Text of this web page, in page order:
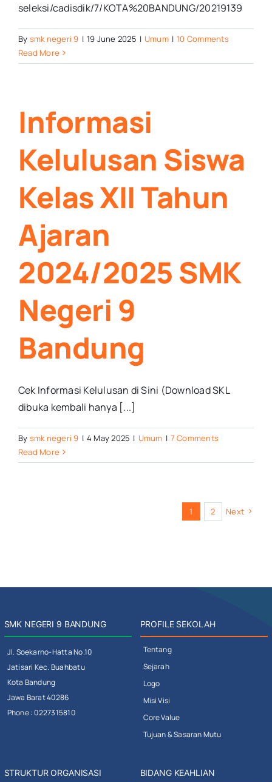
seleksi/cadisdik/7/KOTA%20BANDUNG/20219139
By smk negeri 9 | 19 June 2025 | Umum | 10 Comments
Read More
Informasi
Kelulusan Siswa
Kelas XII Tahun
Ajaran
2024/2025 SMK
Negeri 9
Bandung
Cek Informasi Kelulusan di Sini (Download SKL
dibuka kembali hanya [...]
By smk negeri 9 | 4 May 2025 | Umum | 7 Comments
Read More
1 2 Next
SMK NEGERI 9 BANDUNG
Jl. Soekarno-Hatta No.10
Jatisari Kec. Buahbatu
Kota Bandung
Jawa Barat 40286
Phone : 0227315810
PROFILE SEKOLAH
Tentang
Sejarah
Logo
Misi Visi
Core Value
Tujuan & Sasaran Mutu
STRUKTUR ORGANISASI
BIDANG KEAHLIAN